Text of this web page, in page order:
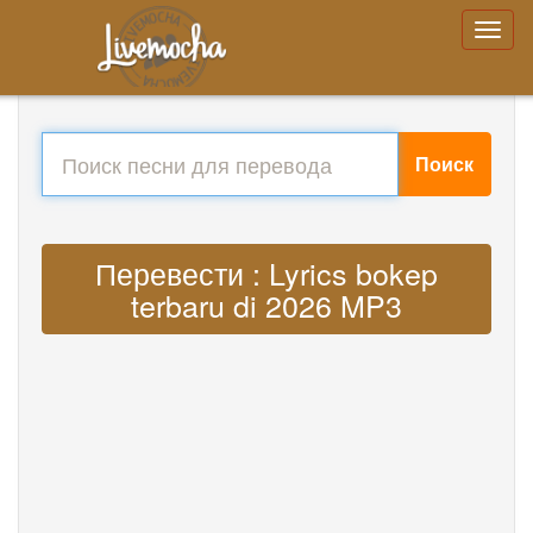
Поиск
Перевести : Lyrics bokep
terbaru di 2026 MP3